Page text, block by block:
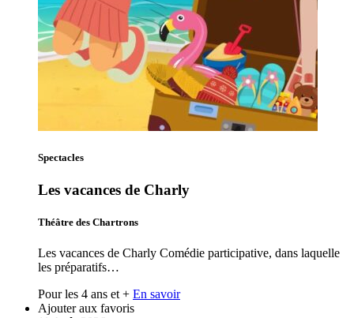
Spectacles
Les vacances de Charly
Théâtre des Chartrons
Les vacances de Charly Comédie participative, dans laquelle
les préparatifs…
Pour les 4 ans et + En savoir
Ajouter aux favoris